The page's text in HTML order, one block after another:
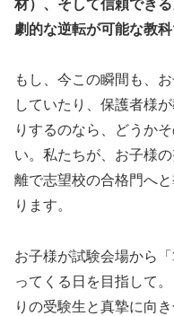
材）、そして信頼でき
劇的な逆転が可能な教科
もし、今この瞬間も、
していたり、保護者様
りするのなら、どうか
い。私たちが、お子様
離で志望校の合格門へ
ります。
お子様が試験会場から
ってくる日を目指して
りの受験生と真摯に向